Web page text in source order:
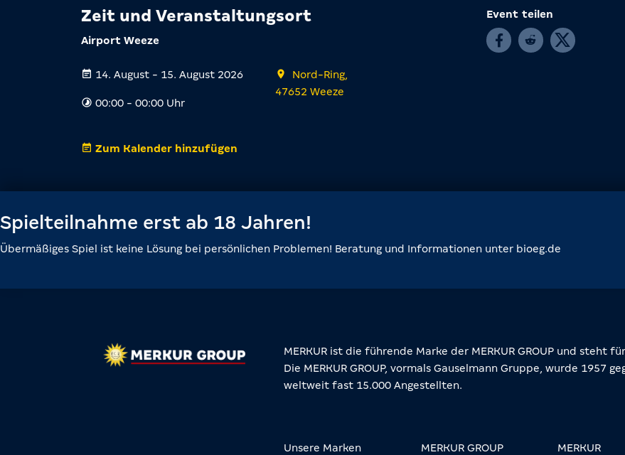
Zeit und Veranstaltungsort
Airport Weeze
14. August - 15. August 2026
00:00 - 00:00 Uhr
Nord-Ring,
47652 Weeze
Zum Kalender hinzufügen
Event teilen
Spielteilnahme erst ab 18 Jahren!
Übermäßiges Spiel ist keine Lösung bei persönlichen Problemen! Beratung und Informationen unter bioeg.de
MERKUR ist die führende Marke der MERKUR GROUP und
Die MERKUR GROUP, vormals Gauselmann Gruppe, wurde
weltweit fast 15.000 Angestellten.
Unsere Marken MERKUR GROUP MERKUR